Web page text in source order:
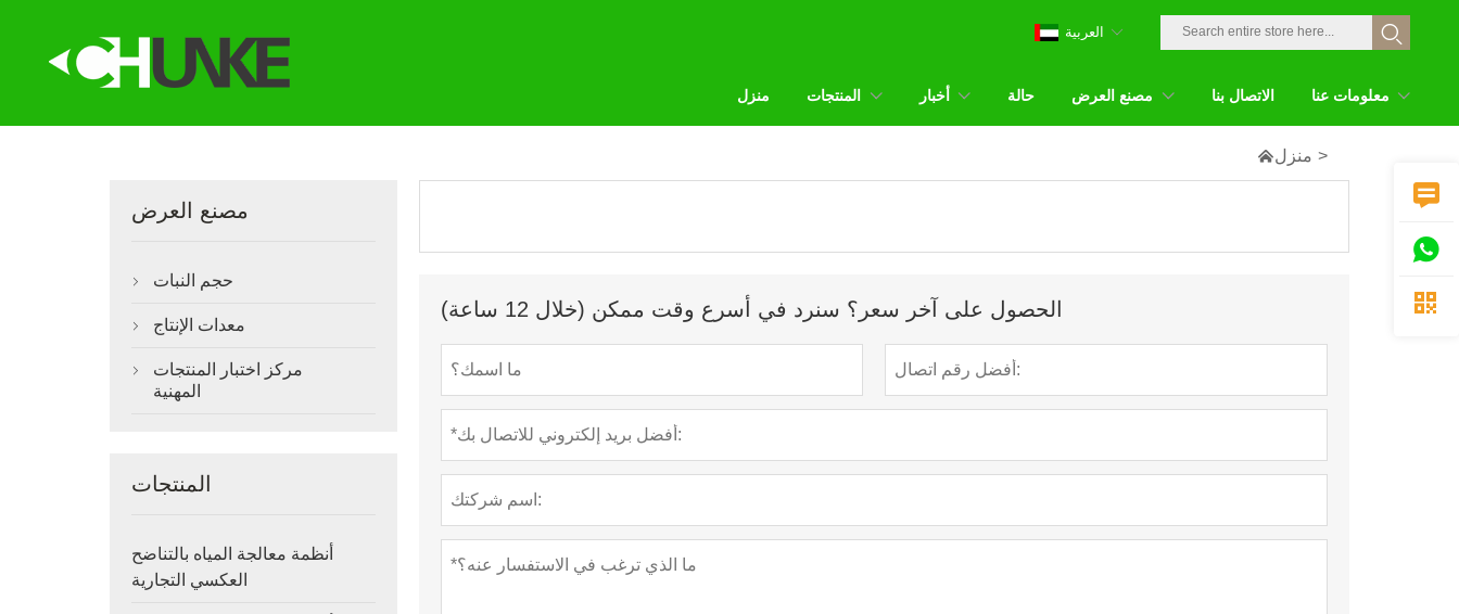
منزل المنتجات أخبار حالة مصنع العرض الاتصال بنا معلومات عنا
العربية
منزل >
مصنع العرض
 حجم النبات
 معدات الإنتاج

مركز اختبار المنتجات
المهنية
المنتجات
أنظمة معالجة المياه بالتناضح
العكسي التجارية
الحصول على آخر سعر؟ سنرد في أسرع وقت ممكن (خلال 12 ساعة)


